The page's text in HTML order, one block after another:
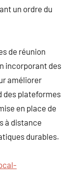
un ordre du
de réunion
incorporant des
améliorer
des plateformes
en place de
à distance
durables.